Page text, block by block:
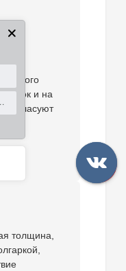
и на
согласуют
толщина,